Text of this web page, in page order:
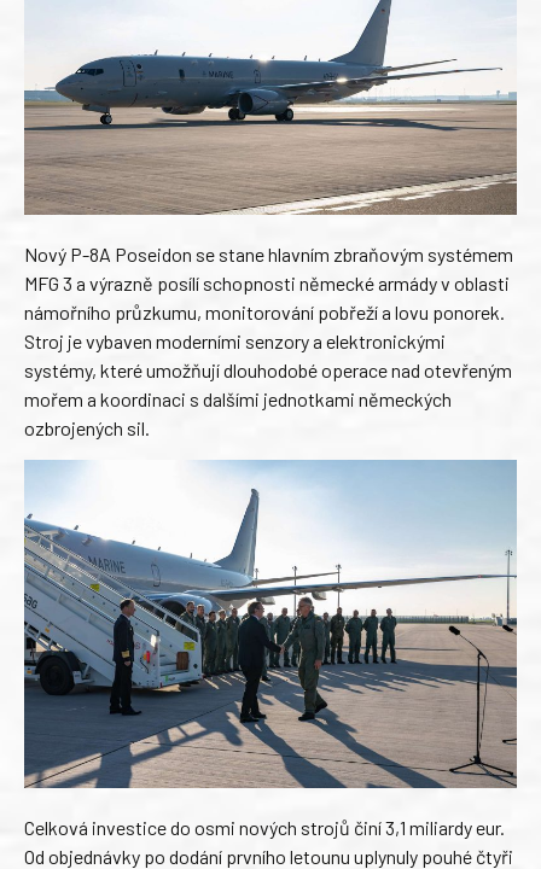
Nový P-8A Poseidon se stane hlavním zbraňovým systémem
MFG 3 a výrazně posílí schopnosti německé armády v oblasti
námořního průzkumu, monitorování pobřeží a lovu ponorek.
Stroj je vybaven moderními senzory a elektronickými
systémy, které umožňují dlouhodobé operace nad otevřeným
mořem a koordinaci s dalšími jednotkami německých
ozbrojených sil.
Celková investice do osmi nových strojů činí 3,1 miliardy eur.
Od objednávky po dodání prvního letounu uplynuly pouhé čtyři